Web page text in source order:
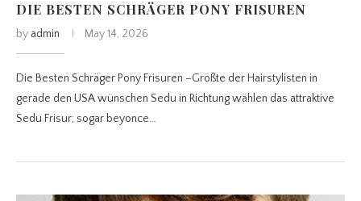
DIE BESTEN SCHRÄGER PONY FRISUREN
by admin May 14, 2026
Die Besten Schräger Pony Frisuren –Größte der Hairstylisten in
gerade den USA wünschen Sedu in Richtung wählen das attraktive
Sedu Frisur; sogar beyonce…